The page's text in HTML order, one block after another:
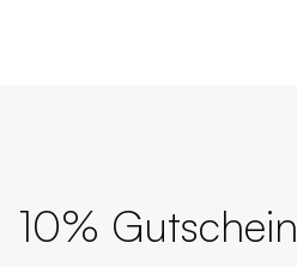
10% Gutschein